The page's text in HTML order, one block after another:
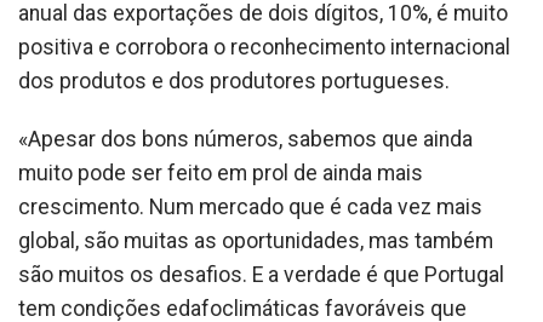
anual das exportações de dois dígitos, 10%, é muito
positiva e corrobora o reconhecimento internacional
dos produtos e dos produtores portugueses.
«Apesar dos bons números, sabemos que ainda
muito pode ser feito em prol de ainda mais
crescimento. Num mercado que é cada vez mais
global, são muitas as oportunidades, mas também
são muitos os desafios. E a verdade é que Portugal
tem condições edafoclimáticas favoráveis que